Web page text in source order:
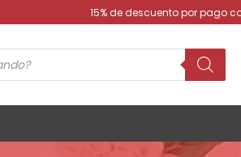
15% de descuento por pago